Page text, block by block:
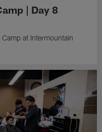
| Day 8
at Intermountain